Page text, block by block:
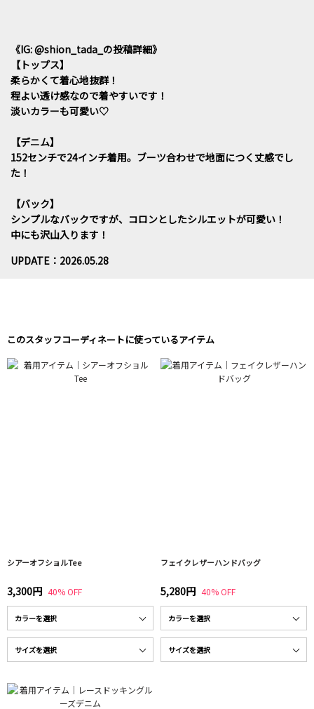
《IG: @shion_tada_の投稿詳細》
【トップス】
柔らかくて着心地抜群！
程よい透け感なので着やすいです！
淡いカラーも可愛い♡
【デニム】
152センチで24インチ着用。ブーツ合わせで地面につく丈感でし
た！
【バック】
シンプルなバックですが、コロンとしたシルエットが可愛い！
中にも沢山入ります！
UPDATE：2026.05.28
このスタッフコーディネートに使っているアイテム
シアーオフショルTee
3,300円 40% OFF
フェイクレザーハンドバッグ
5,280円 40% OFF